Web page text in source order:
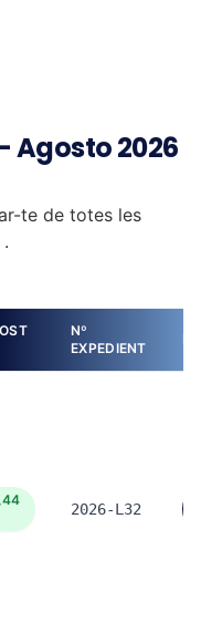
Agosto 2026
te de totes les
Nº
EXPEDIENT
2026-L32